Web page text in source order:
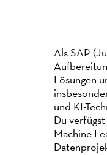
Als SAP
Lösungen
und KI-
Du
Machine